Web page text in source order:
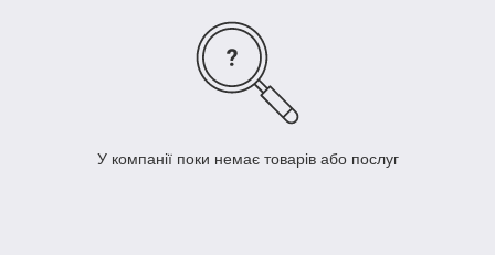
У компанії поки немає товарів або послуг